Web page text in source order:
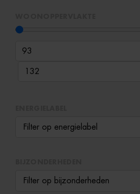
Filter op energielabel
Filter op bijzonderheden